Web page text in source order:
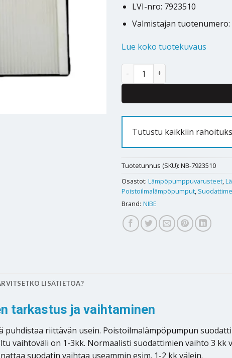
LVI-nro: 7923510
Valmistajan tuotenumero:
Lue koko tuotekuvaus
Nibe SAM 40 tuloilmamoduulin
Alternative:
Tutustu kaikkiin
Tuotetunnus (SKU): NB-7923510
Osastot: Lämpöpumppuvarusteet,
Poistoilmalämpöpumput,
Brand: NIBE
LISÄTIETOA?
tarkastus ja vaihtaminen
riittävän usein. Poistoilmalämpöpumpun
vaihtoväli on 1-3kk. Normaalisti suodattimien vaihto 3
suodatin vaihtaa useammin esim. 1-2 kk välein.